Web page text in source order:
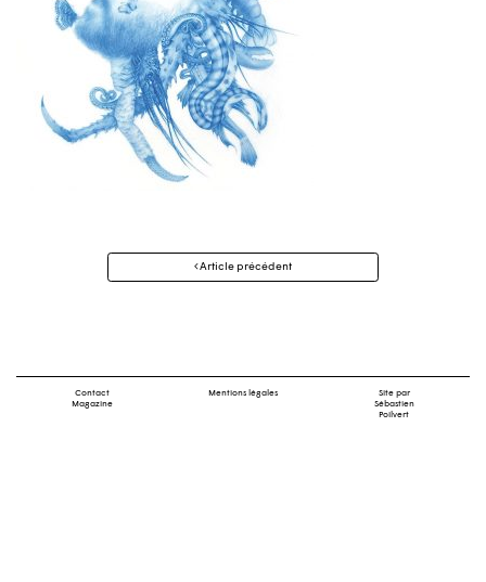
Navigation
Article précédent
Contact
Magazine
Mentions légales
Site par
Sébastien
Poilvert